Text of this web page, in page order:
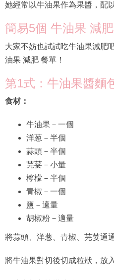
她經常以牛油果作為果醬，配
簡易5個 牛油果 減
大家不妨也試試吃牛油果減肥
油果 減肥 餐單！
第1式：牛油果醬麵
食材：
牛油果－一個
洋葱－半個
蒜頭－半個
芫荽－小量
檸檬－半個
青椒－一個
鹽－適量
胡椒粉－適量
將蒜頭、洋葱、青椒、芫荽通
將牛油果對切後切成粒狀，放